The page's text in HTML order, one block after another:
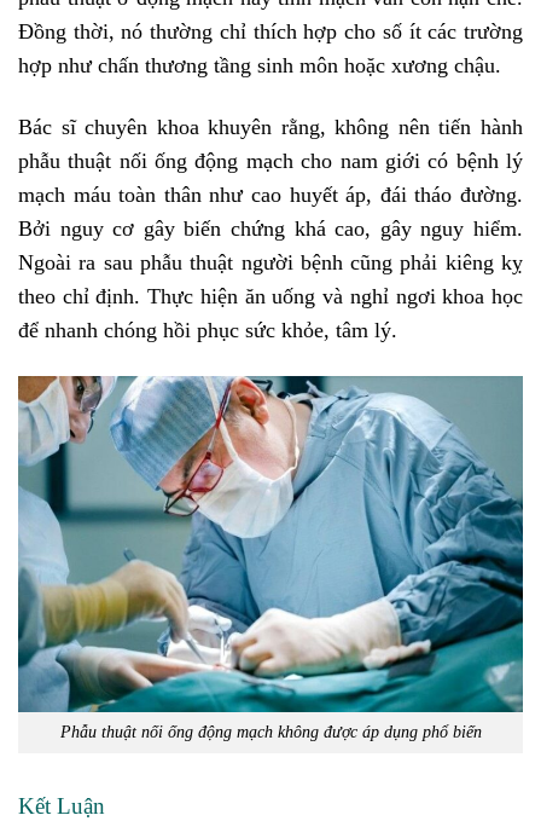
Đồng thời, nó thường chỉ thích hợp cho số ít các trường
hợp như chấn thương tầng sinh môn hoặc xương chậu.
Bác sĩ chuyên khoa khuyên rằng, không nên tiến hành
phẫu thuật nối ống động mạch cho nam giới có bệnh lý
mạch máu toàn thân như cao huyết áp, đái tháo đường.
Bởi nguy cơ gây biến chứng khá cao, gây nguy hiểm.
Ngoài ra sau phẫu thuật người bệnh cũng phải kiêng kỵ
theo chỉ định. Thực hiện ăn uống và nghỉ ngơi khoa học
để nhanh chóng hồi phục sức khỏe, tâm lý.
Phẫu thuật nối ống động mạch không được áp dụng phổ biến
Kết Luận